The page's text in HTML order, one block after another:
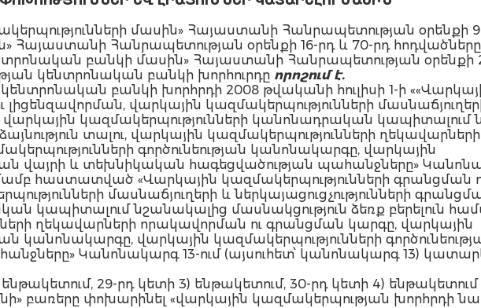
մասին» Հայաստանի Հանրապետության օրենքի
Հանրապետության օրենքի 16-րդ և 70-րդ
բանկի մասին» Հայաստանի Հանրապետության օրենքի
կենտրոնական բանկի խորհուրդը որոշում է.
բանկի խորհրդի 2008 թվականի հուլիսի 1-ի
վարկային կազմակերպությունների
վարկային կազմակերպությունների կանոնադրական կապիտալում
տալու, վարկային կազմակերպությունների
գործունեության կանոնակարգը, վարկային
վայրի և տեխնիկական հագեցվածության պահանջները»
հաստատված «Վարկային կազմակերպությունների գրանցման
մասնաճյուղերի և ներկայացուցչությունների
կապիտալում նշանակալից մասնակցություն ձեռք բերելուն
ղեկավարների որակավորման ու գրանցման կարգը, վարկային
կանոնակարգը, վարկային կազմակերպությունների
Կանոնակարգ 13-ում (այսուհետ՝ կանոնակարգ 13)
29-րդ կետի 3) ենթակետում, 30-րդ կետի 4)
բառերը փոխարինել «վարկային կազմակերպության խորհրդի